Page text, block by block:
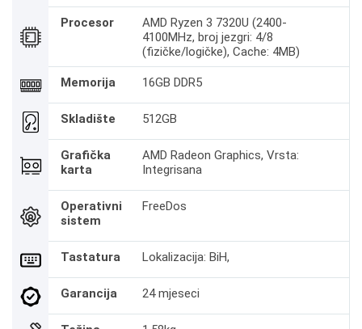
Procesor
AMD Ryzen 3 7320U (2400-
4100MHz, broj jezgri: 4/8
(fizičke/logičke), Cache: 4MB)
Memorija 16GB DDR5
Skladište 512GB
Grafička
karta
AMD Radeon Graphics, Vrsta:
Integrisana
Operativni
sistem
FreeDos
Tastatura Lokalizacija: BiH,
Garancija 24 mjeseci